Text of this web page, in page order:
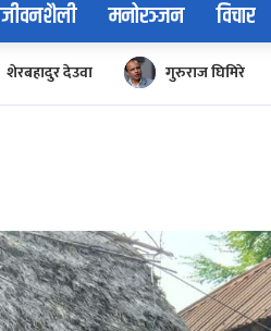
जीवनशैली मनोरञ्जन विचार
शेरबहादुर देउवा गुरुराज घिमिरे